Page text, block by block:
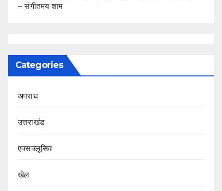
– संगीतमय शाम
Categories
अपराध
उत्तराखंड
एक्सक्लूसिव
खेल